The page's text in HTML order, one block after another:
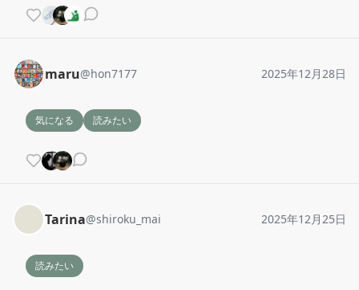
maru@hon7177 2025年12月28日
気になる 読みたい
Tarina@shiroku_mai 2025年12月25日
読みたい